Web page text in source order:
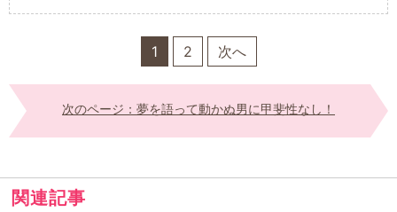
1 2 次へ
次のページ：夢を語って動かぬ男に甲斐性なし！
関連記事